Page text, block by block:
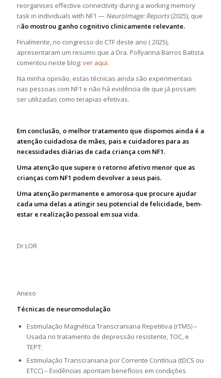
reorganises effective connectivity during a working memory
task in individuals with NF1 — NeuroImage: Reports(2025), que
não mostrou ganho cognitivo clinicamente relevante.
Finalmente, no congresso do CTF deste ano ( 2025),
apresentaram um resumo que a Dra. Pollyanna Barros Batista
comentou neste blog: ver aqui.
Na minha opinião, estas técnicas ainda são experimentais
nas pessoas com NF1 e não há evidência de que já possam
ser utilizadas como terapias efetivas.
Em conclusão, o melhor tratamento que dispomos ainda é a
atenção cuidadosa de mães, pais e cuidadores para as
necessidades diárias de cada criança com NF1.
Uma atenção que supere o retorno afetivo menor que as
crianças com NF1 podem devolver a seus pais.
Uma atenção permanente e amorosa que procure ajudar
cada uma delas a atingir seu potencial de felicidade, bem-
estar e realização pessoal em sua vida.
Dr LOR
Anexo
Técnicas de neuromodulação
Estimulação Magnética Transcraniana Repetitiva (rTMS) –
Usada no tratamento de depressão resistente, TOC, e
TEPT;
Estimulação Transcraniana por Corrente Contínua (tDCS ou
ETCC) – Evidências apontam benefícios em condições